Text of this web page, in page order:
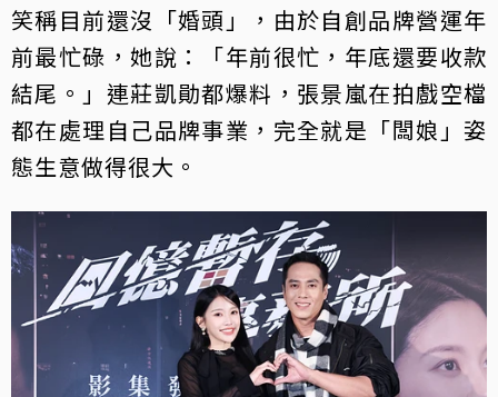
笑稱目前還沒「婚頭」，由於自創品牌營運年
前最忙碌，她說：「年前很忙，年底還要收款
結尾。」連莊凱勛都爆料，張景嵐在拍戲空檔
都在處理自己品牌事業，完全就是「闆娘」姿
態生意做得很大。